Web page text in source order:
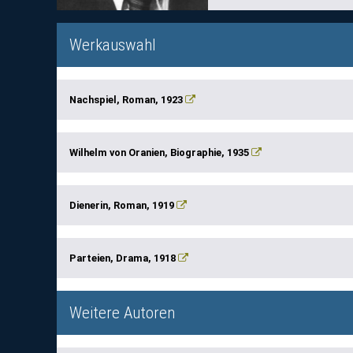
Werkauswahl
Nachspiel, Roman, 1923
Wilhelm von Oranien, Biographie, 1935
Dienerin, Roman, 1919
Parteien, Drama, 1918
Weitere Autoren